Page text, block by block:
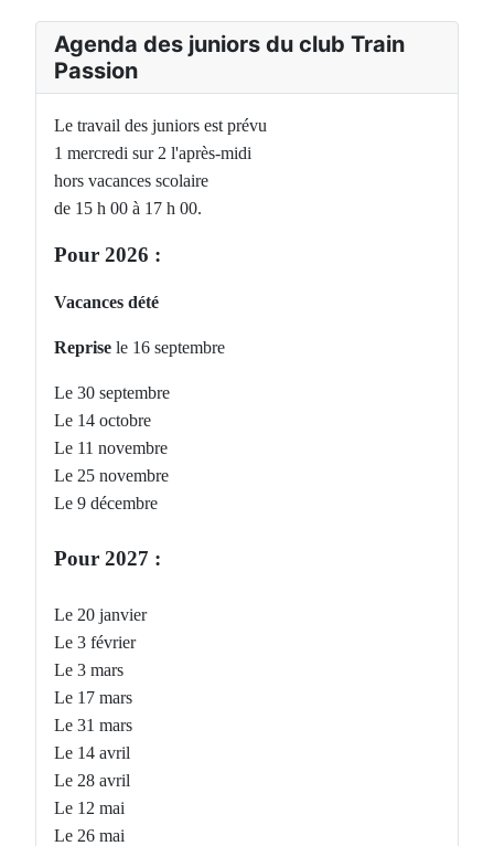
Agenda des juniors du club Train
Passion
Le travail des juniors est prévu
1 mercredi sur 2 l'après-midi
hors vacances scolaire
de 15 h 00 à 17 h 00.
Pour 2026 :
Vacances dété
Reprise le 16 septembre
Le 30 septembre
Le 14 octobre
Le 11 novembre
Le 25 novembre
Le 9 décembre
Pour 2027 :
Le 20 janvier
Le 3 février
Le 3 mars
Le 17 mars
Le 31 mars
Le 14 avril
Le 28 avril
Le 12 mai
Le 26 mai